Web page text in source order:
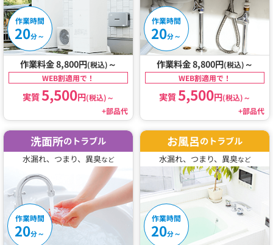
作業時間
20分～
作業料金 8,800円(税込) ～
WEB割適用で！
実質5,500円(税込)～
+部品代
作業時間
20分～
作業料金 8,800円(税込) ～
WEB割適用で！
実質5,500円(税込)～
+部品代
洗面所のトラブル
水漏れ、つまり、異臭など
作業時間
20分～
お風呂のトラブル
水漏れ、つまり、異臭など
作業時間
20分～